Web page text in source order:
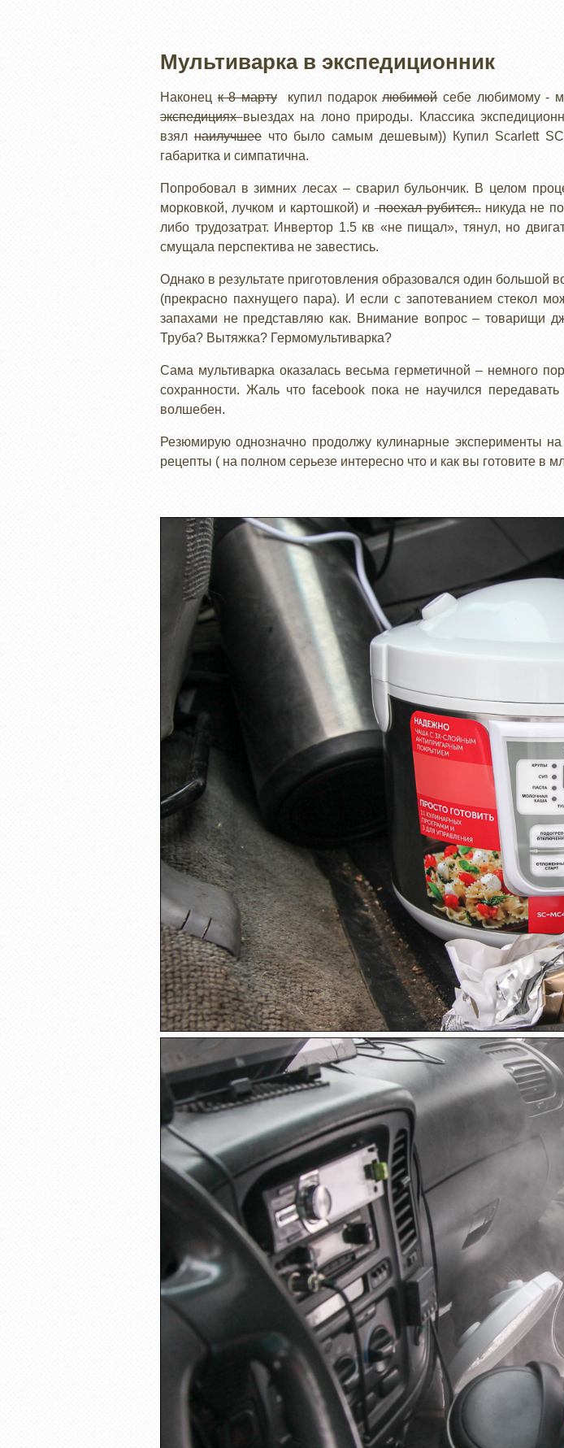
Мультиварка в экспедиционник
Наконецк 8 мартукупил подароклюбимойсебе любимому -
экспедицияхвыездах на лоно природы. Классика
взялнаилучшеечто было самым дешевым)) Купил Scarlett
габаритка и симпатична.
Попробовал в зимних лесах – сварил бульончик. В целом
морковкой, лучком и картошкой) ипоехал рубится..никуда не
либо трудозатрат. Инвертор 1.5 кв «не пищал», тянул, но
смущала перспектива не завестись.
Однако в результате приготовления образовался один большой
(прекрасно пахнущего пара). И если с запотеванием стекол
запахами не представляю как. Внимание вопрос – товарищи
Труба? Вытяжка? Гермомультиварка?
Сама мультиварка оказалась весьма герметичной – немного
сохранности. Жаль что facebook пока не научился
волшебен.
Резюмирую однозначно продолжу кулинарные эксперименты
рецепты ( на полном серьезе интересно что и как вы готовите в